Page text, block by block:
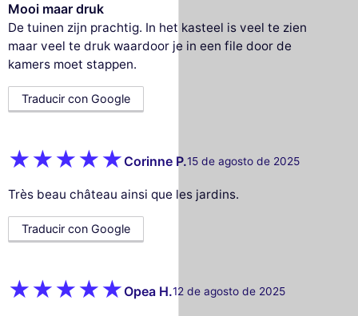
Mooi maar druk
De tuinen zijn prachtig. In het kasteel is veel te zien
maar veel te druk waardoor je in een file door de
kamers moet stappen.
Traducir con Google
Corinne P.15 de agosto de 2025
Très beau château ainsi que les jardins.
Traducir con Google
Opea H.12 de agosto de 2025